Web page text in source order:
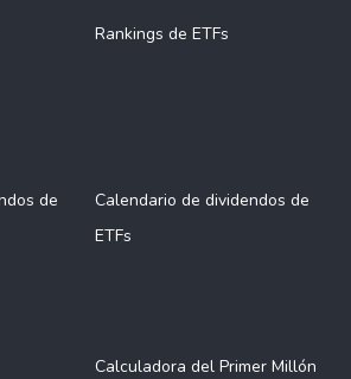
Rankings de ETFs
de
Calendario de dividendos de
ETFs
Calculadora del Primer Millón